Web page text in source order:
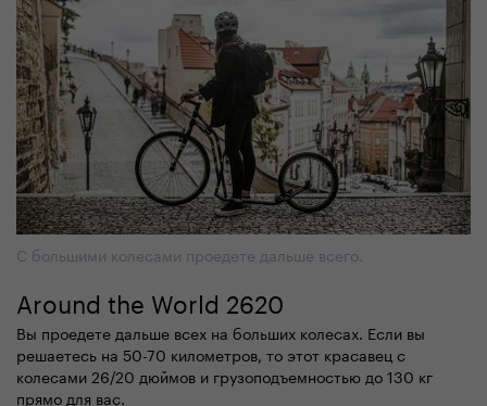
С большими колесами проедете дальше всего.
Around the World 2620
Вы проедете дальше всех на больших колесах. Если вы
решаетесь на 50-70 километров, то этот красавец с
колесами 26/20 дюймов и грузоподъемностью до 130 кг
прямо для вас.